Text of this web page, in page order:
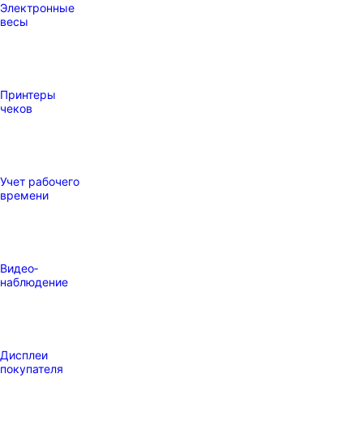
Электронные
весы
Принтеры
чеков
Учет рабочего
времени
Видео‑
наблюдение
Дисплеи
покупателя